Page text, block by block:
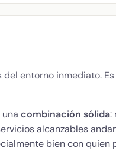
entorno inmediato.
combinación sólida:
alcanzables
bien con